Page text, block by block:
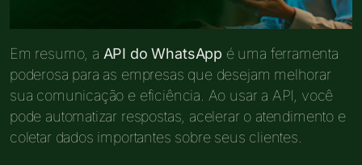
Em resumo, a API do WhatsApp é uma ferramenta
poderosa para as empresas que desejam melhorar
sua comunicação e eficiência. Ao usar a API, você
pode automatizar respostas, acelerar o atendimento e
coletar dados importantes sobre seus clientes.